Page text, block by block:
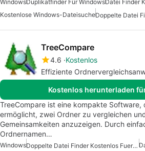
WindowsDuplikatfinder Für WindowsDatei Finder
Kostenlose Windows-Dateisuche
TreeCompare
4.6 Kostenlos
Effiziente
Kostenlos herunterladen
TreeCompare ist eine kompakte Software,
ermöglicht, zwei Ordner zu vergleichen
Gemeinsamkeiten anzuzeigen. Durch
Ordnernamen…
Windows Doppelte Datei Finder Kostenlos Fuer Windows